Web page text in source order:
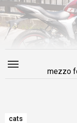
内
容
を
mezzo
cats